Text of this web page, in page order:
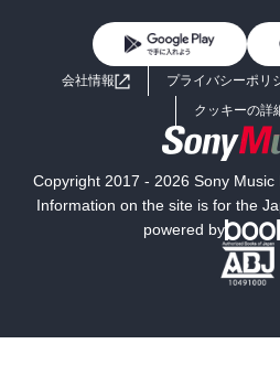
ライトノベル
ミステリー
文
よくあるご質問
会社情報 プライバシーポリ
クッキーの詳
Copyright 2017 - 2026 Sony
Information on the site is for the
powered by